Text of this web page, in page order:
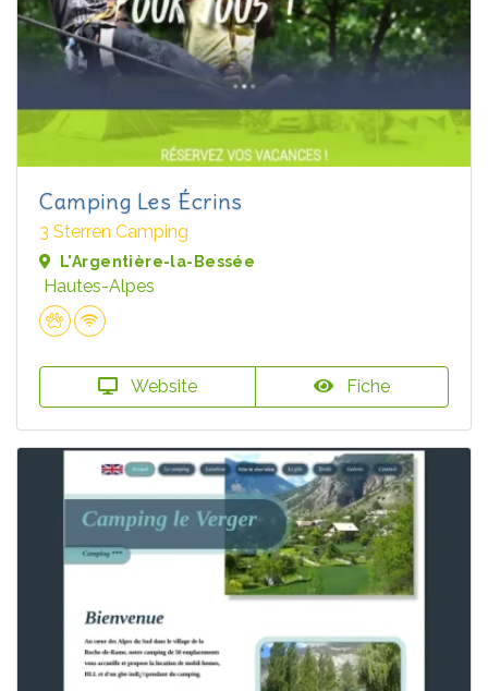
Camping Les Écrins
3 Sterren Camping
L'Argentière-la-Bessée
Hautes-Alpes
Website Fiche